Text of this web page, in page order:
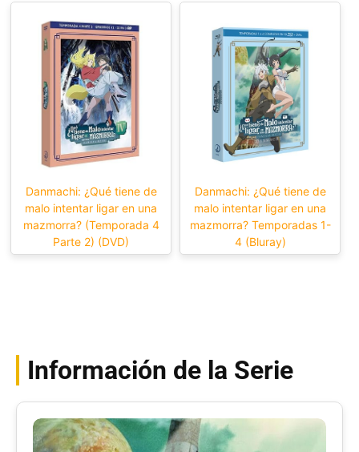
Danmachi: ¿Qué tiene de
malo intentar ligar en una
mazmorra? (Temporada 4
Parte 2) (DVD)
Danmachi: ¿Qué tiene de
malo intentar ligar en una
mazmorra? Temporadas 1-
4 (Bluray)
Información de la Serie